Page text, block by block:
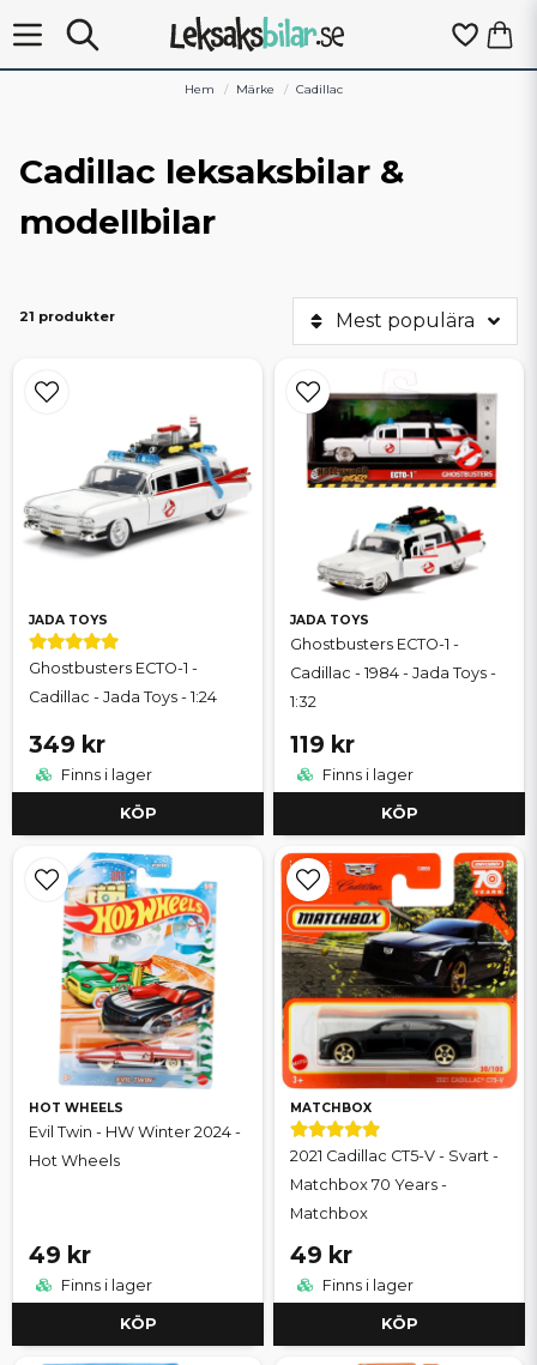
Hem Märke Cadillac
Cadillac leksaksbilar &
modellbilar
21 produkter Mest populära
JADA TOYS
Ghostbusters ECTO-1 -
Cadillac - Jada Toys - 1:24
349 kr
Finns i lager
KÖP
JADA TOYS
Ghostbusters ECTO-1 -
Cadillac - 1984 - Jada Toys -
1:32
119 kr
Finns i lager
KÖP
HOT WHEELS
Evil Twin - HW Winter 2024 -
Hot Wheels
49 kr
Finns i lager
KÖP
MATCHBOX
2021 Cadillac CT5-V - Svart -
Matchbox 70 Years -
Matchbox
49 kr
Finns i lager
KÖP